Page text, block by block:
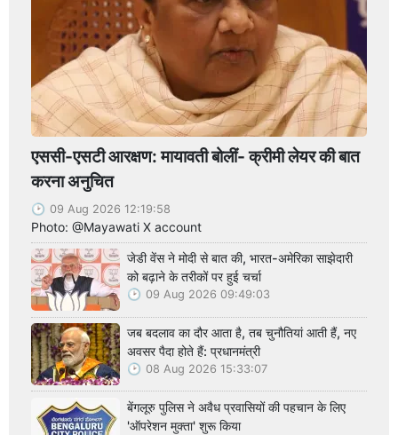
एससी-एसटी आरक्षण: मायावती बोलीं- क्रीमी लेयर की बात
करना अनुचित
09 Aug 2026 12:19:58
Photo: @Mayawati X account
जेडी वेंस ने मोदी से बात की, भारत-अमेरिका साझेदारी
को बढ़ाने के तरीकों पर हुई चर्चा
09 Aug 2026 09:49:03
जब बदलाव का दौर आता है, तब चुनौतियां आती हैं, नए
अवसर पैदा होते हैं: प्रधानमंत्री
08 Aug 2026 15:33:07
बेंगलूरु पुलिस ने अवैध प्रवासियों की पहचान के लिए
'ऑपरेशन मुक्ता' शुरू किया